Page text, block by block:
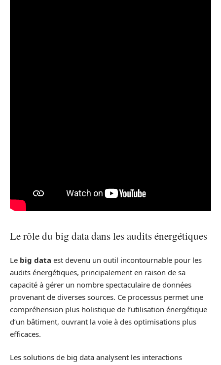
Le rôle du big data dans les audits énergétiques
Le big data est devenu un outil incontournable pour les
audits énergétiques, principalement en raison de sa
capacité à gérer un nombre spectaculaire de données
provenant de diverses sources. Ce processus permet une
compréhension plus holistique de l’utilisation énergétique
d’un bâtiment, ouvrant la voie à des optimisations plus
efficaces.
Les solutions de big data analysent les interactions